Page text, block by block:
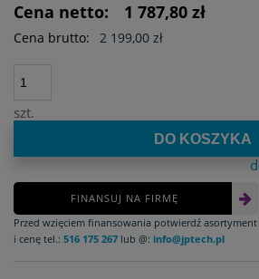
Cena netto: 1 787,80 zł
Cena brutto: 2 199,00 zł
szt.
DO KOSZYKA
FINANSUJ NA FIRMĘ
Przed wzięciem finansowania potwierdź asortyment
i cenę tel.: 516 175 267 lub @: info@jptech.pl